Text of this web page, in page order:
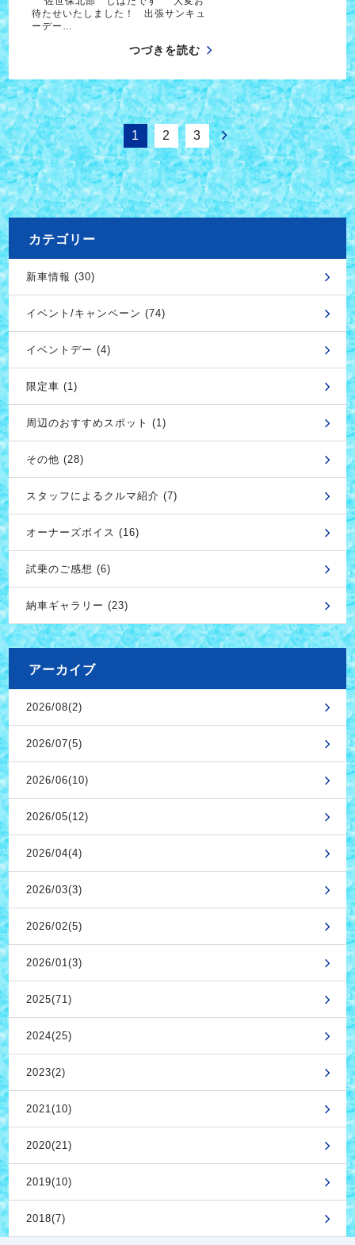
待たせいたしました！ 出張サンキュ
ーデー…
つづきを読む
1 2 3
カテゴリー
新車情報 (30)
イベント/キャンペーン (74)
イベントデー (4)
限定車 (1)
周辺のおすすめスポット (1)
その他 (28)
スタッフによるクルマ紹介 (7)
オーナーズボイス (16)
試乗のご感想 (6)
納車ギャラリー (23)
アーカイブ
2026/08(2)
2026/07(5)
2026/06(10)
2026/05(12)
2026/04(4)
2026/03(3)
2026/02(5)
2026/01(3)
2025(71)
2024(25)
2023(2)
2021(10)
2020(21)
2019(10)
2018(7)